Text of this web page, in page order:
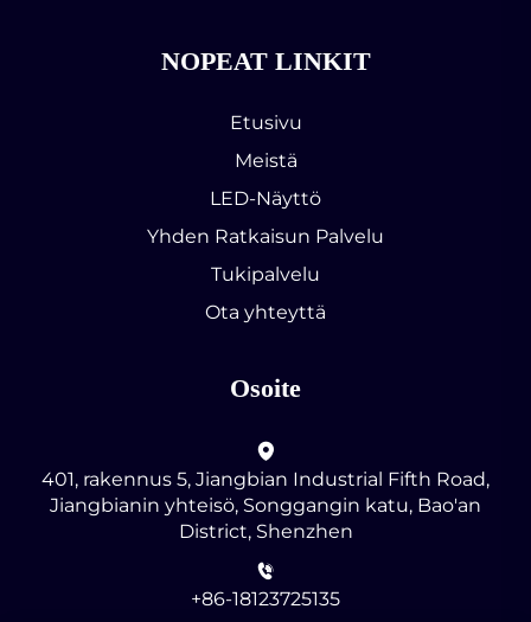
NOPEAT LINKIT
Etusivu
Meistä
LED-Näyttö
Yhden Ratkaisun Palvelu
Tukipalvelu
Ota yhteyttä
Osoite
401, rakennus 5, Jiangbian Industrial Fifth Road,
Jiangbianin yhteisö, Songgangin katu, Bao'an
District, Shenzhen
+86-18123725135